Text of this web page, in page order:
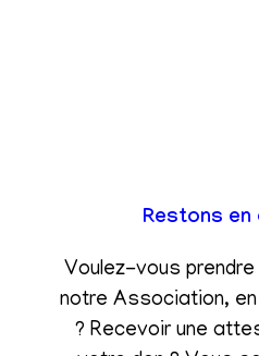
Restons
Voulez-vous
notre Association,
? Recevoir une